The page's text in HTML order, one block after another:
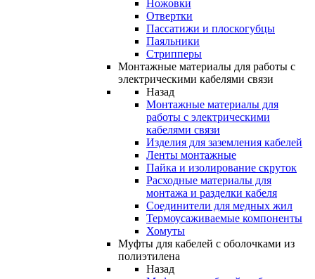
Ножовки
Отвертки
Пассатижи и плоскогубцы
Паяльники
Стрипперы
Монтажные материалы для работы с
электрическими кабелями связи
Назад
Монтажные материалы для
работы с электрическими
кабелями связи
Изделия для заземления кабелей
Ленты монтажные
Пайка и изолирование скруток
Расходные материалы для
монтажа и разделки кабеля
Соединители для медных жил
Термоусаживаемые компоненты
Хомуты
Муфты для кабелей с оболочками из
полиэтилена
Назад